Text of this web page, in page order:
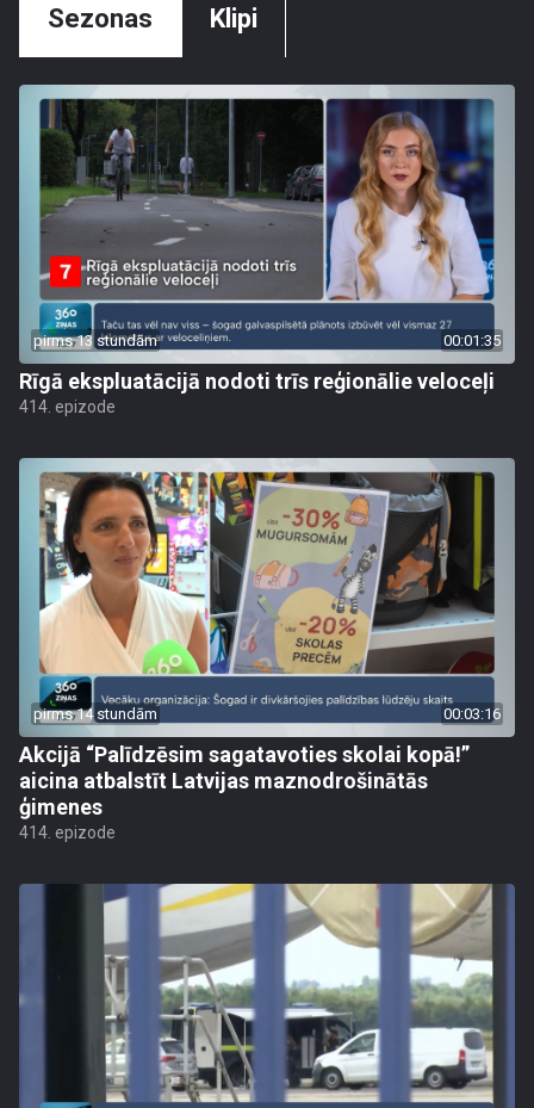
Sezonas Klipi
pirms 13 stundām 00:01:35
Rīgā ekspluatācijā nodoti trīs reģionālie veloceļi
414. epizode
pirms 14 stundām 00:03:16
Akcijā “Palīdzēsim sagatavoties skolai kopā!”
aicina atbalstīt Latvijas maznodrošinātās
ģimenes
414. epizode